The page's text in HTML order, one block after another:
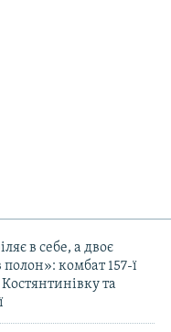
в себе, а двоє
полон»: комбат 157-ї
та